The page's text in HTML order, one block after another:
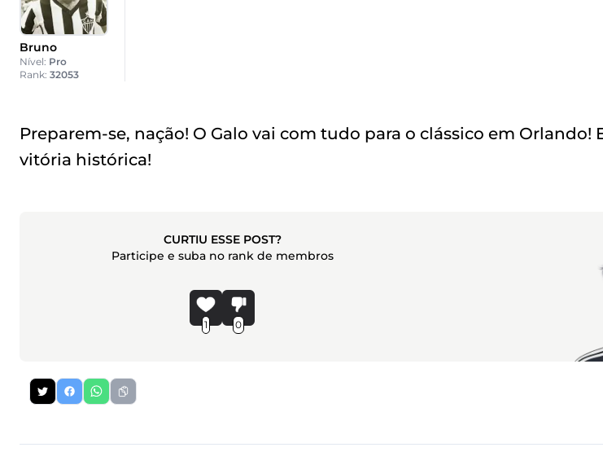
Bruno
Nível: Pro
Rank: 32053
Preparem-se, nação! O Galo vai com tudo para o clássico em Orlando!
vitória histórica!
CURTIU ESSE POST?
Participe e suba no rank de membros
1 0